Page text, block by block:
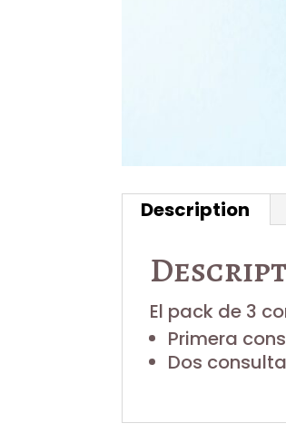
Description
El pack de 3
Primera
Dos